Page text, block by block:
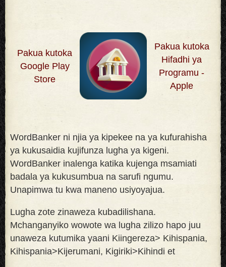
Pakua kutoka
Google Play
Store
Pakua kutoka
Hifadhi ya
Programu -
Apple
WordBanker ni njia ya kipekee na ya kufurahisha
ya kukusaidia kujifunza lugha ya kigeni.
WordBanker inalenga katika kujenga msamiati
badala ya kukusumbua na sarufi ngumu.
Unapimwa tu kwa maneno usiyoyajua.
Lugha zote zinaweza kubadilishana.
Mchanganyiko wowote wa lugha zilizo hapo juu
unaweza kutumika yaani Kiingereza> Kihispania,
Kihispania>Kijerumani, Kigiriki>Kihindi et